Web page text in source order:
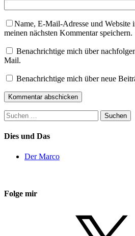
Name, E-Mail-Adresse und Website
meinen nächsten Kommentar speichern.
Benachrichtige mich über
Mail.
Benachrichtige mich über neue
Suchen
nach:
Dies und Das
Der Marco
Folge mir